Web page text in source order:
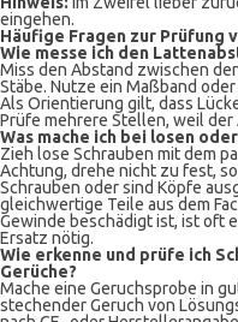
eingehen.
Häufige Fragen zur Prüfung
Wie messe ich den
Miss den Abstand zwischen
Stäbe. Nutze ein Maßband
Als Orientierung gilt, dass
Prüfe mehrere Stellen, weil
Was mache ich bei losen
Zieh lose Schrauben mit dem
Achtung, drehe nicht zu fest,
Schrauben oder sind Köpfe
gleichwertige Teile aus dem
Gewinde beschädigt ist, ist oft
Ersatz nötig.
Wie erkenne und prüfe ich
Gerüche?
Mache eine Geruchsprobe in
stechender Geruch von